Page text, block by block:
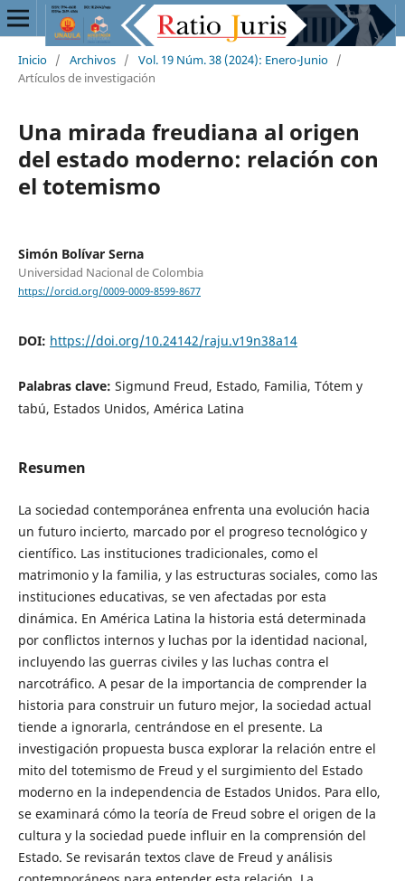
Inicio / Archivos / Vol. 19 Núm. 38 (2024): Enero-Junio /
Artículos de investigación
Una mirada freudiana al origen
del estado moderno: relación con
el totemismo
Simón Bolívar Serna
Universidad Nacional de Colombia
https://orcid.org/0009-0009-8599-8677
DOI: https://doi.org/10.24142/raju.v19n38a14
Palabras clave: Sigmund Freud, Estado, Familia, Tótem y
tabú, Estados Unidos, América Latina
Resumen
La sociedad contemporánea enfrenta una evolución hacia
un futuro incierto, marcado por el progreso tecnológico y
científico. Las instituciones tradicionales, como el
matrimonio y la familia, y las estructuras sociales, como las
instituciones educativas, se ven afectadas por esta
dinámica. En América Latina la historia está determinada
por conflictos internos y luchas por la identidad nacional,
incluyendo las guerras civiles y las luchas contra el
narcotráfico. A pesar de la importancia de comprender la
historia para construir un futuro mejor, la sociedad actual
tiende a ignorarla, centrándose en el presente. La
investigación propuesta busca explorar la relación entre el
mito del totemismo de Freud y el surgimiento del Estado
moderno en la independencia de Estados Unidos. Para ello,
se examinará cómo la teoría de Freud sobre el origen de la
cultura y la sociedad puede influir en la comprensión del
Estado. Se revisarán textos clave de Freud y análisis